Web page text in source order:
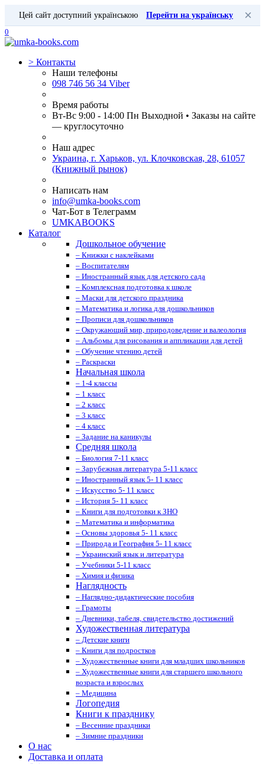
Цей сайт доступний українською Перейти на українську ×
0
> Контакты
Наши телефоны
098 746 56 34 Viber
Время работы
Вт-Вс 9:00 - 14:00 Пн Выходной • Заказы на сайте
— круглосуточно
Наш адрес
Украина, г. Харьков, ул. Клочковская, 28, 61057
(Книжный рынок)
Написать нам
info@umka-books.com
Чат-Бот в Телеграмм
UMKABOOKS
Каталог
Дошкольное обучение
– Книжки с наклейками
– Воспитателям
– Иностранный язык для детского сада
– Комплексная подготовка к школе
– Маски для детского праздника
– Математика и логика для дошкольников
– Прописи для дошкольников
– Окружающий мир, природоведение и валеология
– Альбомы для рисования и аппликации для детей
– Обучение чтению детей
– Раскраски
Начальная школа
– 1-4 классы
– 1 класс
– 2 класс
– 3 класс
– 4 класс
– Задание на каникулы
Средняя школа
– Биология 7-11 класс
– Зарубежная литература 5-11 класс
– Иностранный язык 5- 11 класс
– Искусство 5- 11 класс
– История 5- 11 класс
– Книги для подготовки к ЗНО
– Математика и информатика
– Основы здоровья 5- 11 класс
– Природа и География 5- 11 класс
– Украинский язык и литература
– Учебники 5-11 класс
– Химия и физика
Наглядность
– Наглядно-дидактические пособия
– Грамоты
– Дневники, табеля, свидетельство достижений
Художественная литература
– Детские книги
– Книги для подростков
– Художественные книги для младших школьников
– Художественные книги для старшего школьного
возраста и взрослых
– Медицина
Логопедия
Книги к празднику
– Весенние праздники
– Зимние праздники
О нас
Доставка и оплата